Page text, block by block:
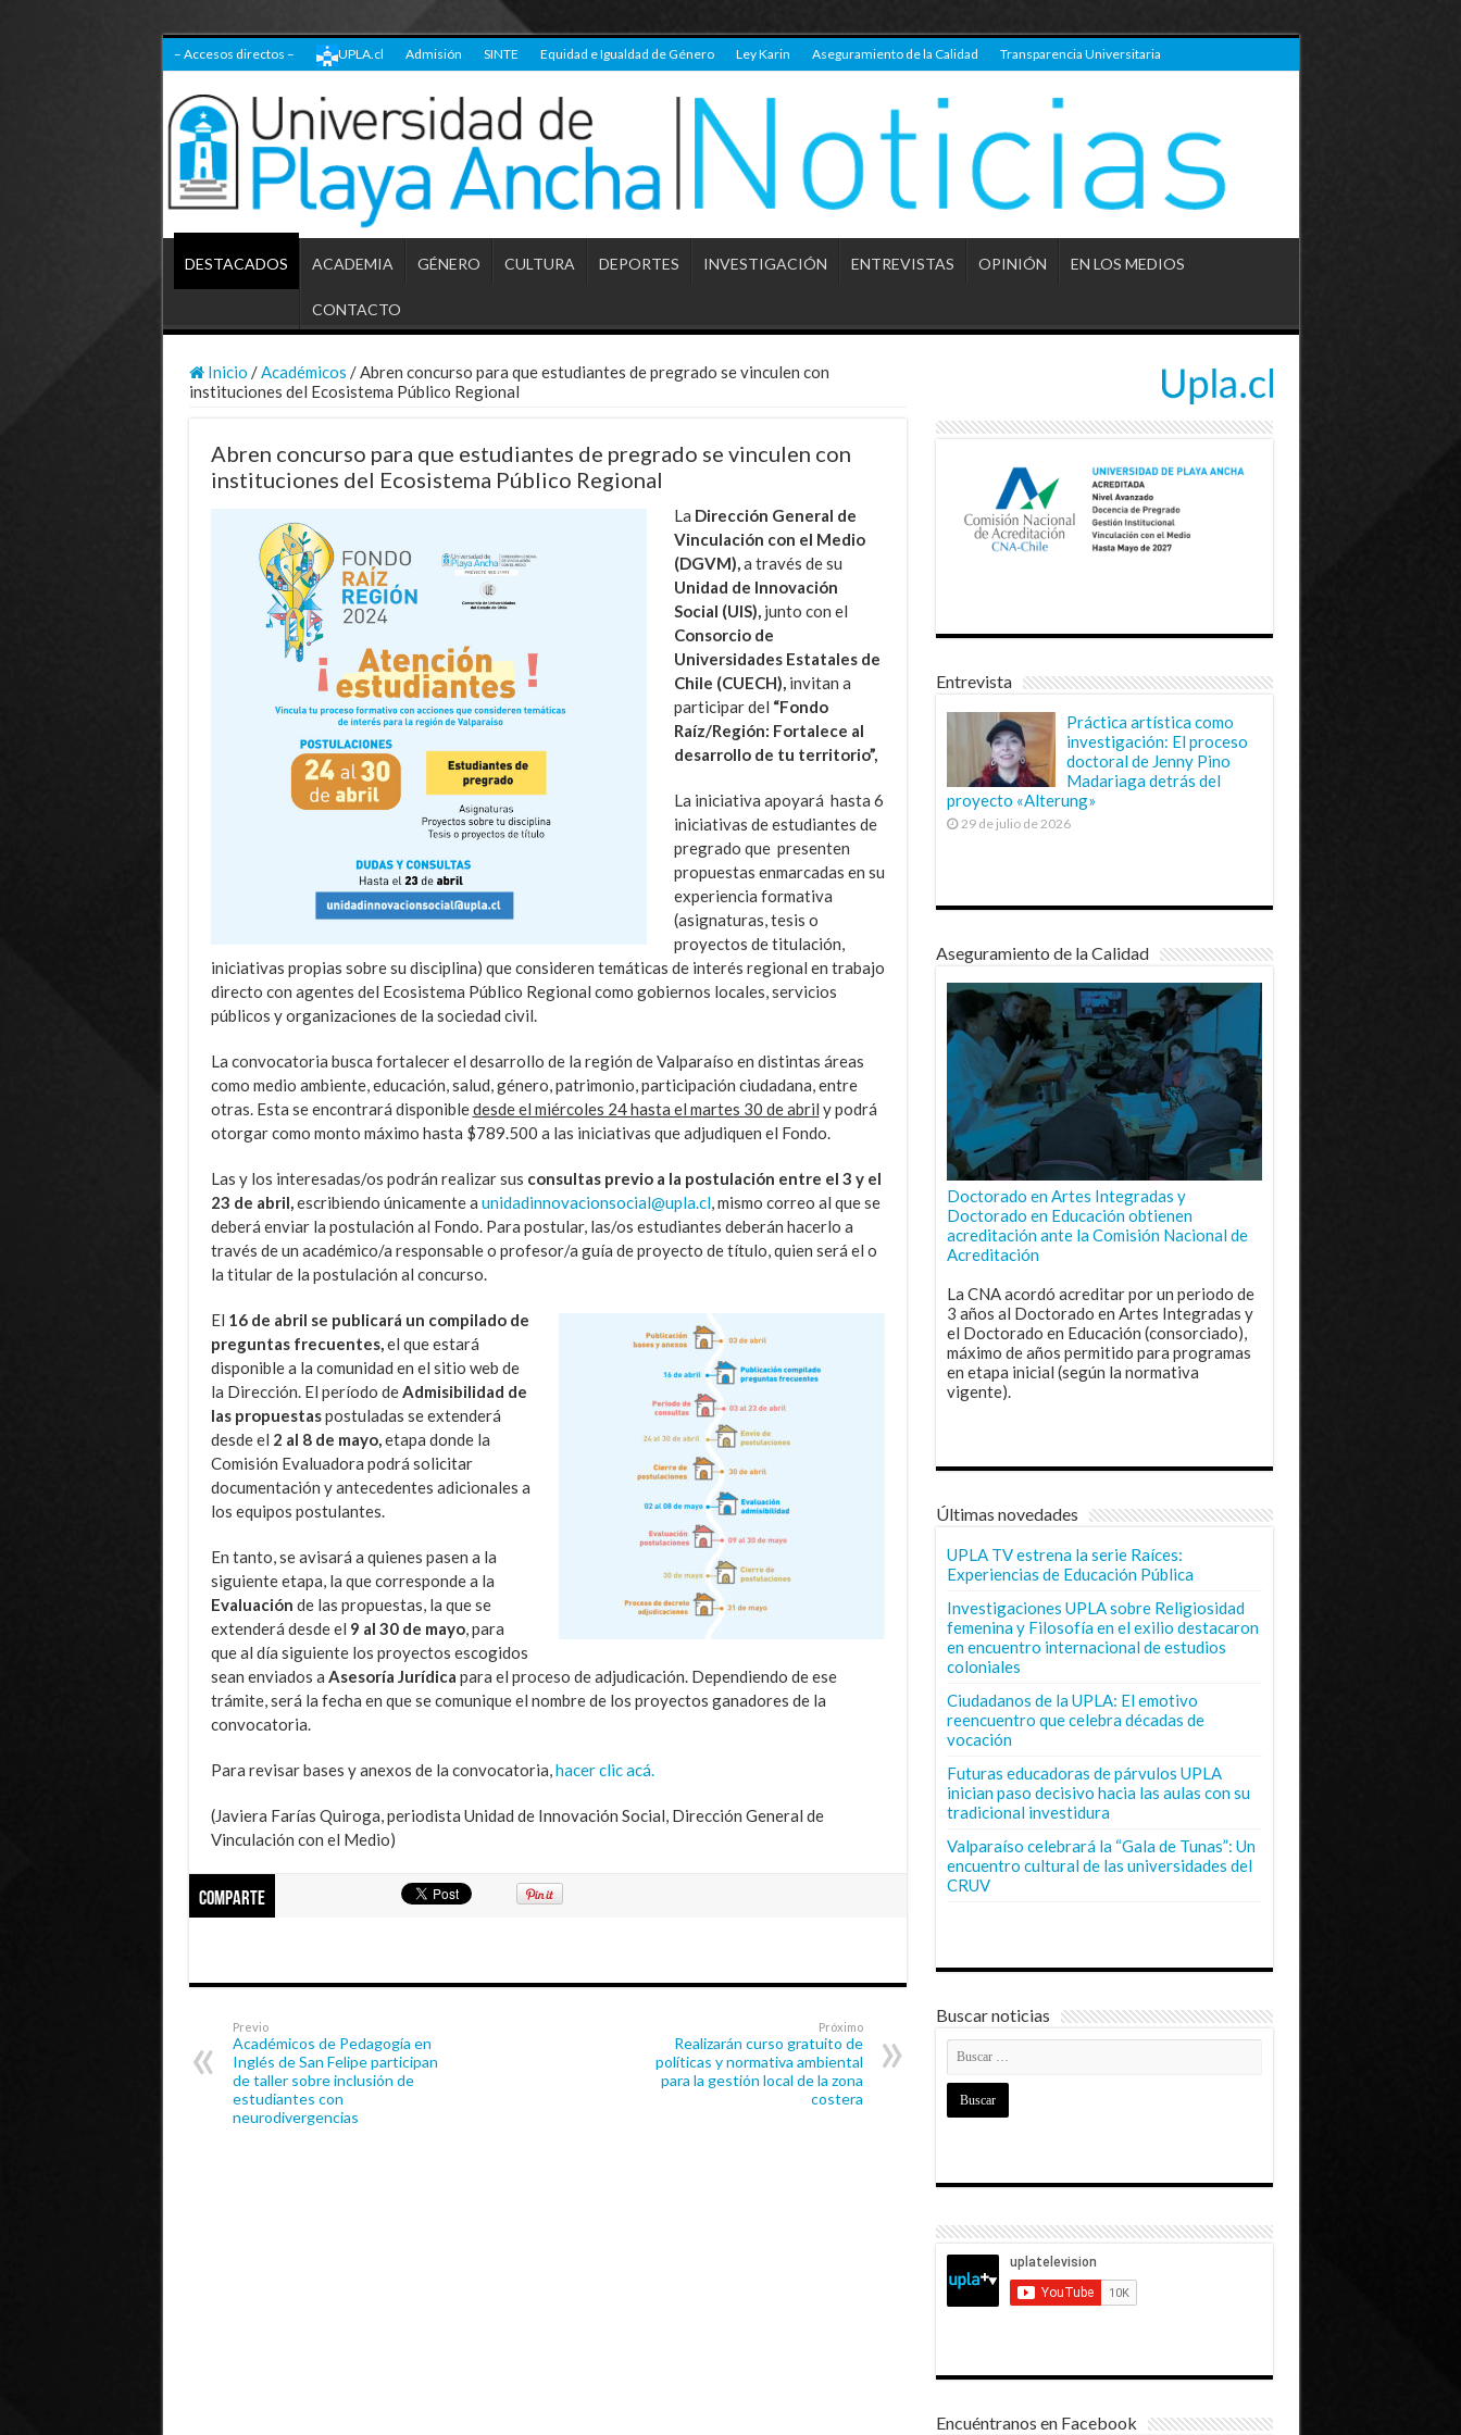
– Accesos directos – UPLA.cl Admisión SINTE Equidad e Igualdad de Género Ley Karin Aseguramiento de la Calidad Transparencia Universitaria
DESTACADOS ACADEMIA GÉNERO CULTURA DEPORTES INVESTIGACIÓN ENTREVISTAS OPINIÓN EN LOS MEDIOS
CONTACTO
Inicio / Académicos / Abren concurso para que estudiantes de pregrado se vinculen con
instituciones del Ecosistema Público Regional
Abren concurso para que estudiantes de pregrado se vinculen con
instituciones del Ecosistema Público Regional
La Dirección General de
Vinculación con el Medio
(DGVM), a través de su
Unidad de Innovación
Social (UIS), junto con el
Consorcio de
Universidades Estatales de
Chile (CUECH), invitan a
participar del “Fondo
Raíz/Región: Fortalece al
desarrollo de tu territorio”,
La iniciativa apoyará hasta 6
iniciativas de estudiantes de
pregrado que presenten
propuestas enmarcadas en su
experiencia formativa
(asignaturas, tesis o
proyectos de titulación,
iniciativas propias sobre su disciplina) que consideren temáticas de interés regional en trabajo
directo con agentes del Ecosistema Público Regional como gobiernos locales, servicios
públicos y organizaciones de la sociedad civil.
La convocatoria busca fortalecer el desarrollo de la región de Valparaíso en distintas áreas
como medio ambiente, educación, salud, género, patrimonio, participación ciudadana, entre
otras. Esta se encontrará disponibledesde el miércoles 24 hasta el martes 30 de abril y podrá
otorgar como monto máximo hasta $789.500 a las iniciativas que adjudiquen el Fondo.
Las y los interesadas/os podrán realizar sus consultas previo a la postulación entre el 3 y el
23 de abril, escribiendo únicamente a unidadinnovacionsocial@upla.cl, mismo correo al que se
deberá enviar la postulación al Fondo. Para postular, las/os estudiantes deberán hacerlo a
través de un académico/a responsable o profesor/a guía de proyecto de título, quien será el o
la titular de la postulación al concurso.
El 16 de abril se publicará un compilado de
preguntas frecuentes, el que estará
disponible a la comunidad en el sitio web de
la Dirección. El período de Admisibilidad de
las propuestaspostuladas se extenderá
desde el 2 al 8 de mayo, etapa donde la
Comisión Evaluadora podrá solicitar
documentación y antecedentes adicionales a
los equipos postulantes.
En tanto, se avisará a quienes pasen a la
siguiente etapa, la que corresponde a la
Evaluación de las propuestas, la que se
extenderá desde el 9 al 30 de mayo, para
que al día siguiente los proyectos escogidos
sean enviados a Asesoría Jurídica para el proceso de adjudicación. Dependiendo de ese
trámite, será la fecha en que se comunique el nombre de los proyectos ganadores de la
convocatoria.
Para revisar bases y anexos de la convocatoria, hacer clic acá.
(Javiera Farías Quiroga, periodista Unidad de Innovación Social, Dirección General de
Vinculación con el Medio)
Comparte
Previo
Académicos de Pedagogía en
Inglés de San Felipe participan
de taller sobre inclusión de
estudiantes con
neurodivergencias
Próximo
Realizarán curso gratuito de
políticas y normativa ambiental
para la gestión local de la zona
costera
Entrevista
Práctica artística como
investigación: El proceso
doctoral de Jenny Pino
Madariaga detrás del
proyecto «Alterung»
29 de julio de 2026
Aseguramiento de la Calidad
Doctorado en Artes Integradas y
Doctorado en Educación obtienen
acreditación ante la Comisión Nacional de
Acreditación
La CNA acordó acreditar por un periodo de
3 años al Doctorado en Artes Integradas y
el Doctorado en Educación (consorciado),
máximo de años permitido para programas
en etapa inicial (según la normativa
vigente).
Últimas novedades
UPLA TV estrena la serie Raíces:
Experiencias de Educación Pública
Investigaciones UPLA sobre Religiosidad
femenina y Filosofía en el exilio destacaron
en encuentro internacional de estudios
coloniales
Ciudadanos de la UPLA: El emotivo
reencuentro que celebra décadas de
vocación
Futuras educadoras de párvulos UPLA
inician paso decisivo hacia las aulas con su
tradicional investidura
Valparaíso celebrará la “Gala de Tunas”: Un
encuentro cultural de las universidades del
CRUV
Buscar noticias
Encuéntranos en Facebook